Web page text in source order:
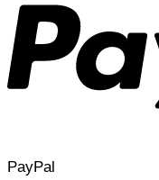
PayPal